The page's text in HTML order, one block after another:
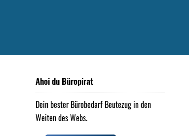
Ahoi du Büropirat
Dein bester Bürobedarf Beutezug in den
Weiten des Webs.